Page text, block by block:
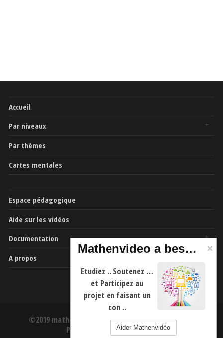
Accueil
Par niveaux
Par thèmes
Cartes mentales
Espace pédagogique
Aide sur les vidéos
Documentation
A propos
©2019 mathenvideo.fr -CGU-Mentions Légales
Politique de confidentialité
Mathenvideo a besoin de vous
Etudiez .. Soutenez …
et Participez au
projet en faisant un
don ..
Aider Mathenvidéo